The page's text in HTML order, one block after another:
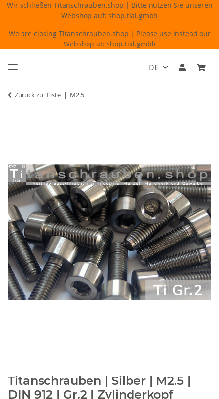
Wir schließen Titanschrauben.shop | Bitte nutzen Sie unseren
Webshop auf: shop.tial.gmbh
We are closing Titanschrauben.shop | Please use instead our
Webshop at: shop.tial.gmbh
DE
Zurück zur Liste M2.5
Titanschrauben | Silber | M2.5 |
DIN 912 | Gr.2 | Zylinderkopf